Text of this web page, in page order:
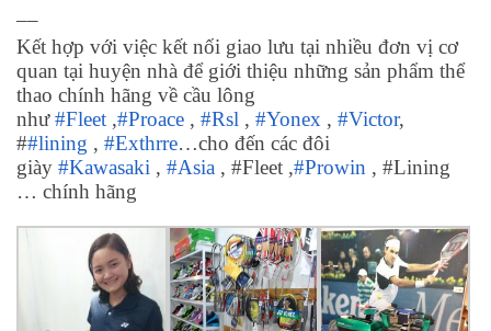
Kết hợp với việc kết nối giao lưu tại nhiều đơn vị cơ
quan tại huyện nhà để giới thiệu những sản phẩm thể
thao chính hãng về cầu lông
như#Fleet ,#Proace , #Rsl , #Yonex , #Victor,
##lining , #Exthrre…cho đến các đôi
giày #Kawasaki , #Asia , #Fleet ,#Prowin , #Lining
… chính hãng